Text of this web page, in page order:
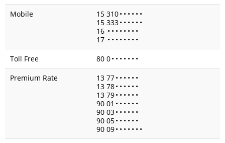
Mobile
15 310• • • • • •
15 333• • • • • •
16 • • • • • • • •
17 • • • • • • • •
Toll Free
80 0• • • • • • •
Premium Rate
13 77• • • • • •
13 78• • • • • •
13 79• • • • • •
90 01 • • • • • •
90 03• • • • • •
90 05• • • • • •
90 09• • • • • • •